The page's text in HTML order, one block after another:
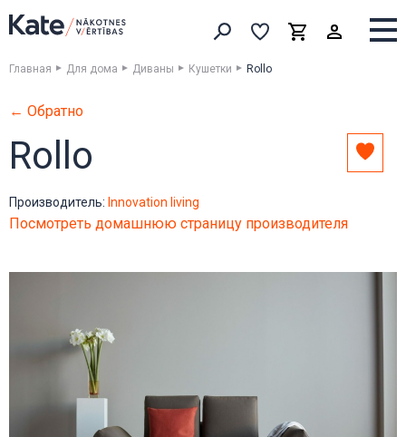
Искать товары
ВыборкаКорзинаВыборка
Главная Для дома Диваны Кушетки Rollo
← Обратно
Rollo
Производитель: Innovation living
Посмотреть домашнюю страницу производителя